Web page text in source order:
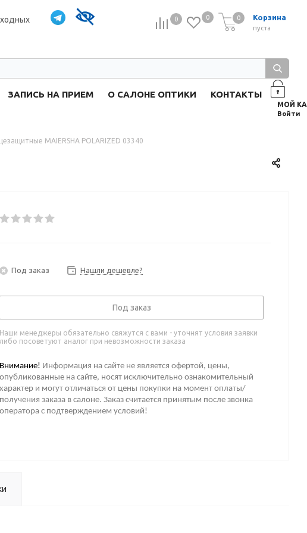
0 0 Корзина
0
пуста
0
ЗАПИСЬ НА ПРИЕМ О САЛОНЕ ОПТИКИ КОНТАКТЫ
Войти
MAIERSHA POLARIZED 03340
Под заказ Нашли дешевле?
Под заказ
Наши менеджеры обязательно свяжутся с вами - уточнят условия заявки
либо посоветуют аналог при невозможности заказа
Внимание! Информация на сайте не является офертой, цены,
опубликованные на сайте, носят исключительно ознакомительный
характер и могут отличаться от цены покупки на момент оплаты/
получения заказа в салоне. Заказ считается принятым после звонка
оператора с подтверждением условий!